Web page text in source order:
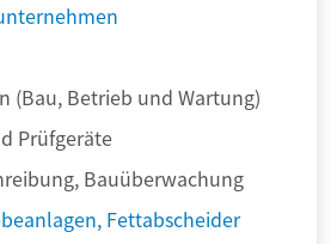
(Bau, Betrieb und Wartung)
Prüfgeräte
Bauüberwachung
Fettabscheider